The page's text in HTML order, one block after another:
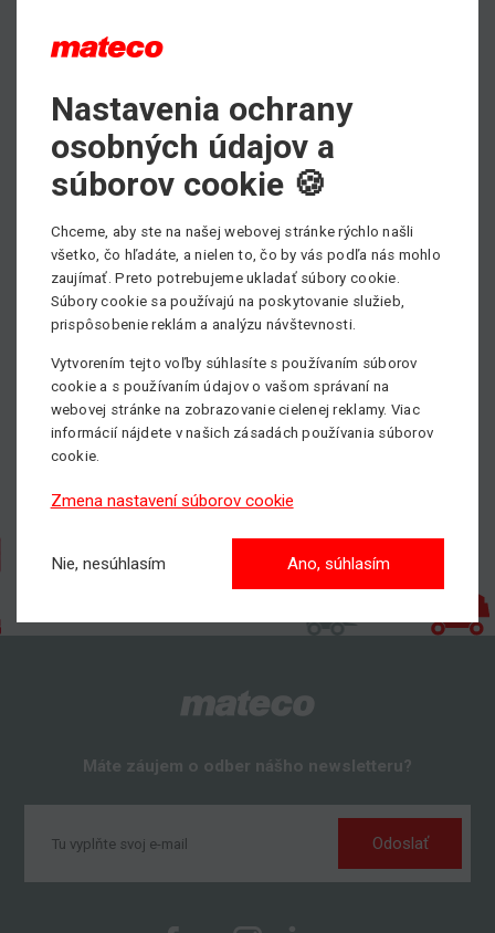
Vážení obchodní partneri,
meno našej spoločnosti z pôvodného názvu STATECH
SLOVAKIA s.r.o.na nový názov spoločnosti mateco
Slovakia s.r.o.
stratégiou celej skupiny TVH Group, zjednotiť názvy
všetkých spoločností pod jednu značku „mateco“.
Dôvodom je posilnenie pozícií na trhu pracovných plošín
pod jednou silnou značkou v celej Európe.
Oficiálnu tlačovú správu nájdete -
Máte záujem o odber nášho newsletteru?
Odoslať
Nastavenia ochrany
osobných údajov a
súborov cookie 🍪
Chceme, aby ste na našej webovej stránke rýchlo našli
všetko, čo hľadáte, a nielen to, čo by vás podľa nás mohlo
zaujímať. Preto potrebujeme ukladať súbory cookie.
Súbory cookie sa používajú na poskytovanie služieb,
prispôsobenie reklám a analýzu návštevnosti.
Vytvorením tejto voľby súhlasíte s používaním súborov
cookie a s používaním údajov o vašom správaní na
webovej stránke na zobrazovanie cielenej reklamy. Viac
informácií nájdete v našich zásadách používania súborov
cookie.
Zmena nastavení súborov cookie
Nie, nesúhlasím Ano, súhlasím